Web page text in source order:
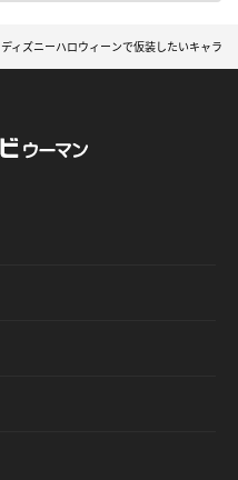
ディズニーハロウィーンで仮装したいキャラ